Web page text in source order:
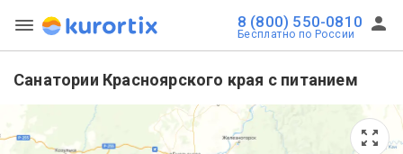
8 (800) 550-0810
Бесплатно по России
Санатории Красноярского края с питанием